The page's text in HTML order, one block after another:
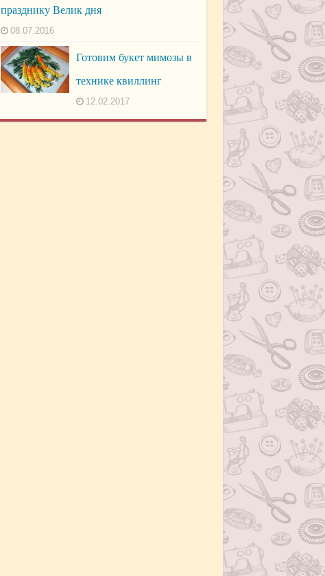
празднику Велик дня
08.07.2016
Готовим букет мимозы в
технике квиллинг
12.02.2017